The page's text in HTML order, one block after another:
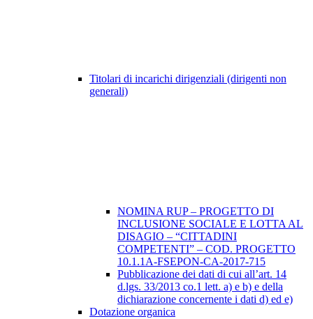
Titolari di incarichi dirigenziali (dirigenti non
generali)
NOMINA RUP – PROGETTO DI
INCLUSIONE SOCIALE E LOTTA AL
DISAGIO – “CITTADINI
COMPETENTI” – COD. PROGETTO
10.1.1A-FSEPON-CA-2017-715
Pubblicazione dei dati di cui all’art. 14
d.lgs. 33/2013 co.1 lett. a) e b) e della
dichiarazione concernente i dati d) ed e)
Dotazione organica